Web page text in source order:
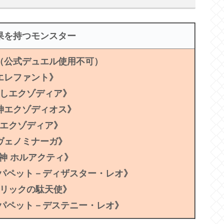
を持つモンスター
式デュエル使用不可）
ファント》
エクゾディア》
クゾディオス》
クゾディア》
ノミナーガ》
ホルアクティ》
ペット－ディザスター・レオ》
ックの駄天使》
ペット－デステニー・レオ》